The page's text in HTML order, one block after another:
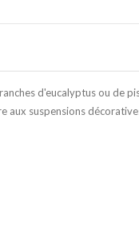
d'eucalyptus ou de
aux suspensions